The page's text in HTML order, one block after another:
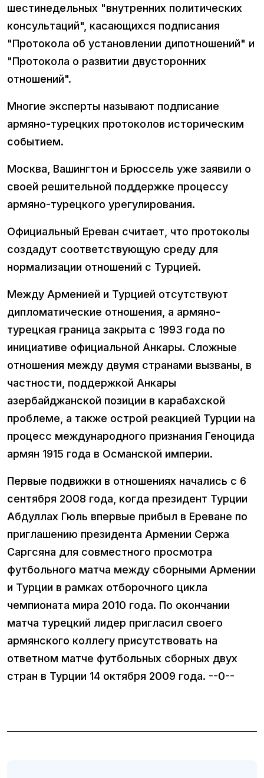
шестинедельных "внутренних политических
консультаций", касающихся подписания
"Протокола об установлении дипотношений" и
"Протокола о развитии двусторонних
отношений".
Многие эксперты называют подписание
армяно-турецких протоколов историческим
событием.
Москва, Вашингтон и Брюссель уже заявили о
своей решительной поддержке процессу
армяно-турецкого урегулирования.
Официальный Ереван считает, что протоколы
создадут соответствующую среду для
нормализации отношений с Турцией.
Между Арменией и Турцией отсутствуют
дипломатические отношения, а армяно-
турецкая граница закрыта с 1993 года по
инициативе официальной Анкары. Сложные
отношения между двумя странами вызваны, в
частности, поддержкой Анкары
азербайджанской позиции в карабахской
проблеме, а также острой реакцией Турции на
процесс международного признания Геноцида
армян 1915 года в Османской империи.
Первые подвижки в отношениях начались с 6
сентября 2008 года, когда президент Турции
Абдуллах Гюль впервые прибыл в Ереване по
приглашению президента Армении Сержа
Саргсяна для совместного просмотра
футбольного матча между сборными Армении
и Турции в рамках отборочного цикла
чемпионата мира 2010 года. По окончании
матча турецкий лидер пригласил своего
армянского коллегу присутствовать на
ответном матче футбольных сборных двух
стран в Турции 14 октября 2009 года. --0--